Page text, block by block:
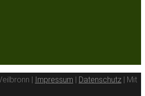
| Impressum | Datenschutz | Mit